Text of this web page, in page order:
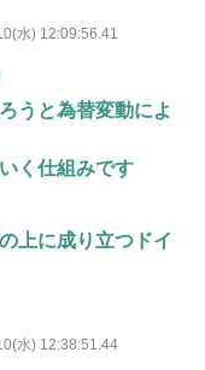
水) 12:09:56.41
うと為替変動によ
く仕組みです
上に成り立つドイ
水) 12:38:51.44